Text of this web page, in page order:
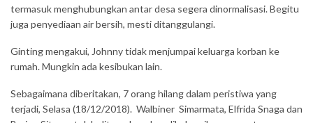
termasuk menghubungkan antar desa segera dinormalisasi. Begitu
juga penyediaan air bersih, mesti ditanggulangi.
Ginting mengakui, Johnny tidak menjumpai keluarga korban ke
rumah. Mungkin ada kesibukan lain.
Sebagaimana diberitakan, 7 orang hilang dalam peristiwa yang
terjadi, Selasa (18/12/2018). Walbiner Simarmata, Elfrida Snaga dan